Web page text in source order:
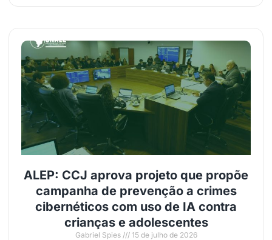
ALEP: CCJ aprova projeto que propõe
campanha de prevenção a crimes
cibernéticos com uso de IA contra
crianças e adolescentes
Gabriel Spies 15 de julho de 2026